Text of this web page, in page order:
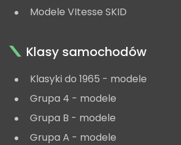
Modele VItesse SKID
Klasy samochodów
Klasyki do 1965 - modele
Grupa 4 - modele
Grupa B - modele
Grupa A - modele